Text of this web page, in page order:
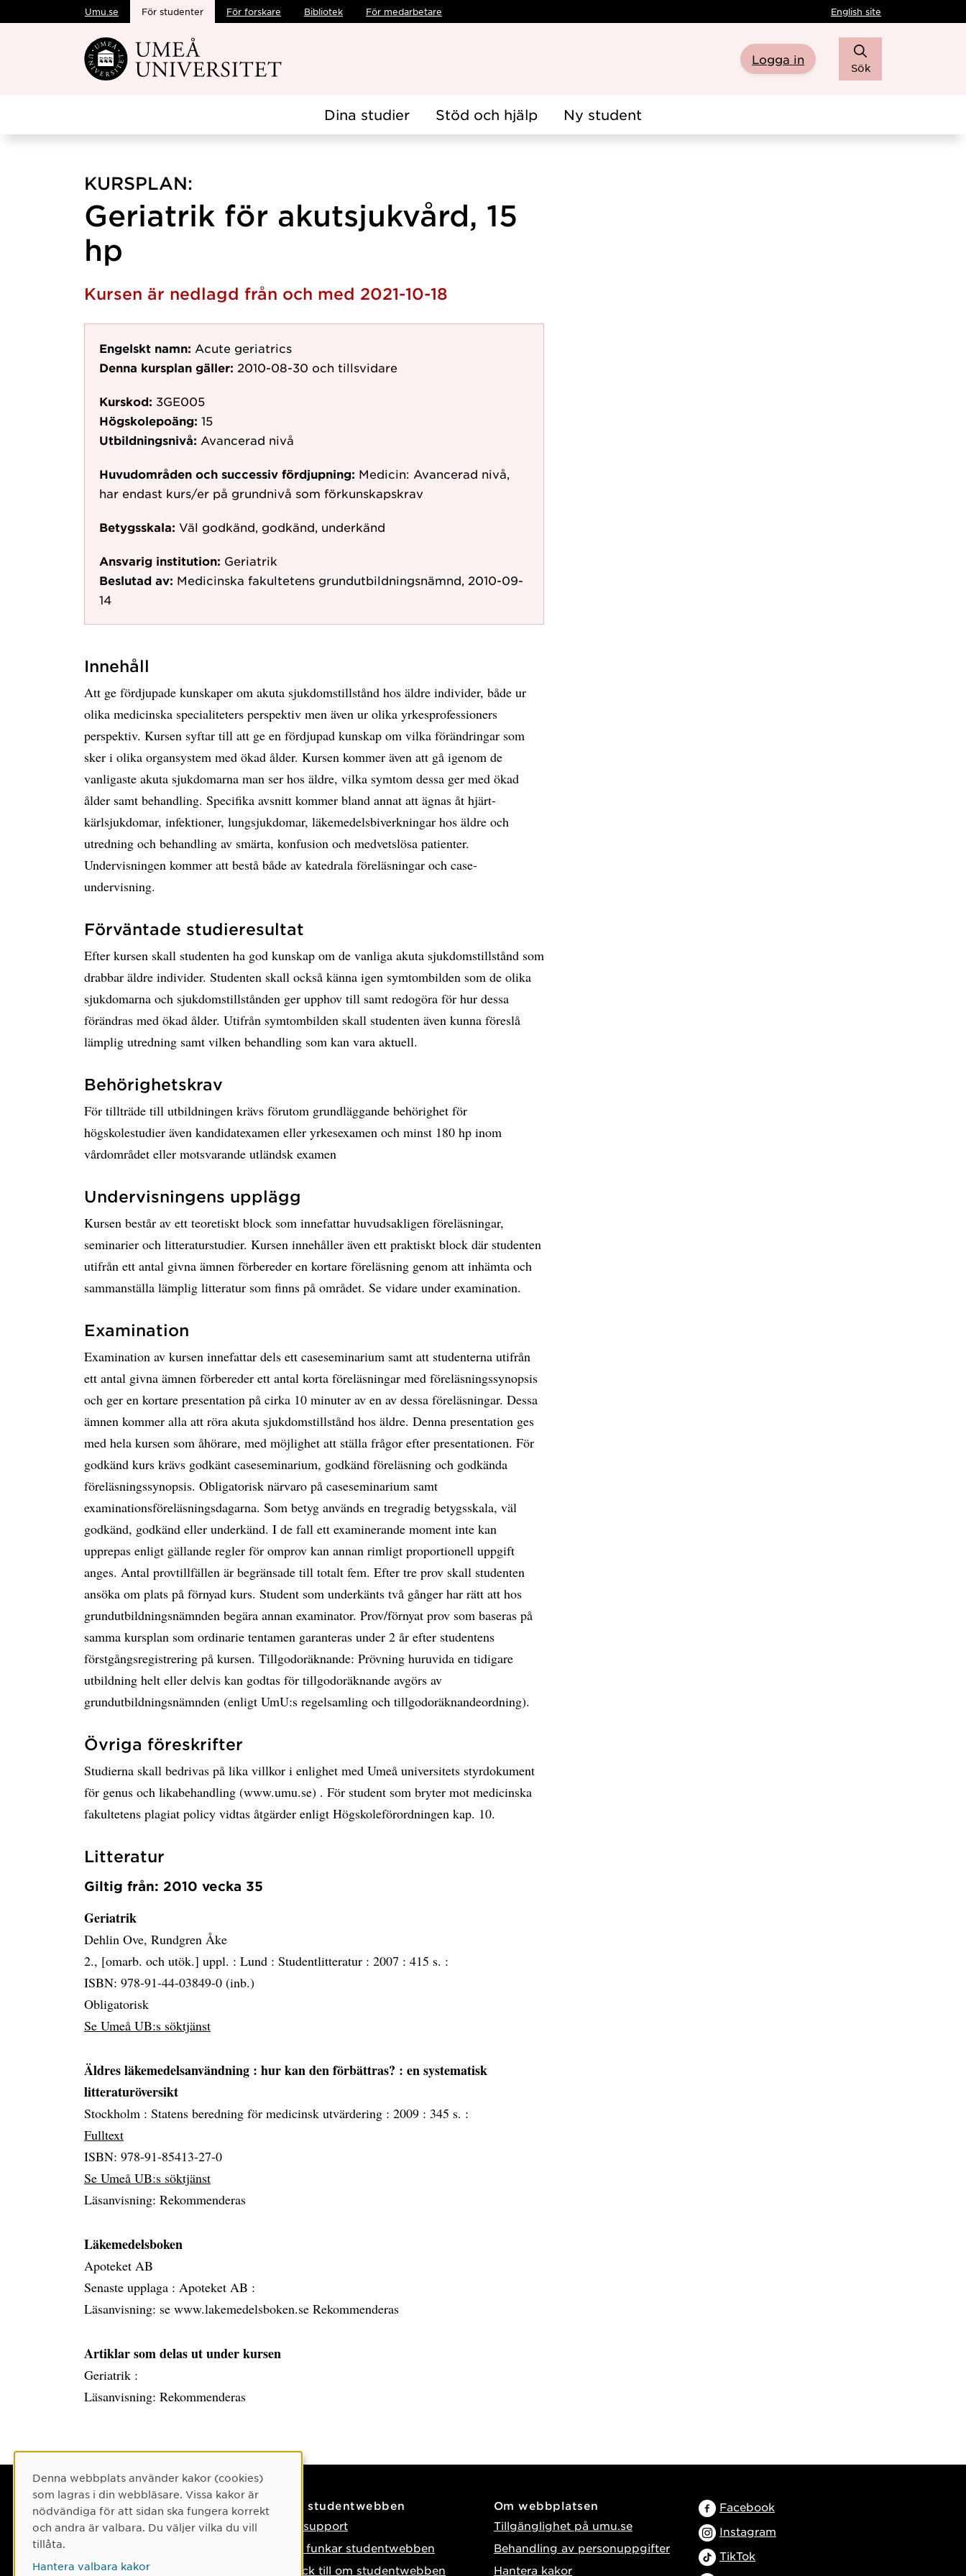
Hoppa direkt till innehållet
Umu.se För studenter För forskare Bibliotek För medarbetare English site
Logga in
Sök
Dina studier Stöd och hjälp Ny student
KURSPLAN:
Geriatrik för akutsjukvård, 15
hp
Kursen är nedlagd från och med 2021-10-18
Engelskt namn: Acute geriatrics
Denna kursplan gäller: 2010-08-30 och tillsvidare
Kurskod: 3GE005
Högskolepoäng: 15
Utbildningsnivå: Avancerad nivå
Huvudområden och successiv fördjupning: Medicin: Avancerad nivå,
har endast kurs/er på grundnivå som förkunskapskrav
Betygsskala: Väl godkänd, godkänd, underkänd
Ansvarig institution: Geriatrik
Beslutad av: Medicinska fakultetens grundutbildningsnämnd, 2010-09-
14
Innehåll
Att ge fördjupade kunskaper om akuta sjukdomstillstånd hos äldre individer, både ur
olika medicinska specialiteters perspektiv men även ur olika yrkesprofessioners
perspektiv. Kursen syftar till att ge en fördjupad kunskap om vilka förändringar som
sker i olika organsystem med ökad ålder. Kursen kommer även att gå igenom de
vanligaste akuta sjukdomarna man ser hos äldre, vilka symtom dessa ger med ökad
ålder samt behandling. Specifika avsnitt kommer bland annat att ägnas åt hjärt-
kärlsjukdomar, infektioner, lungsjukdomar, läkemedelsbiverkningar hos äldre och
utredning och behandling av smärta, konfusion och medvetslösa patienter.
Undervisningen kommer att bestå både av katedrala föreläsningar och case-
undervisning.
Förväntade studieresultat
Efter kursen skall studenten ha god kunskap om de vanliga akuta sjukdomstillstånd som
drabbar äldre individer. Studenten skall också känna igen symtombilden som de olika
sjukdomarna och sjukdomstillstånden ger upphov till samt redogöra för hur dessa
förändras med ökad ålder. Utifrån symtombilden skall studenten även kunna föreslå
lämplig utredning samt vilken behandling som kan vara aktuell.
Behörighetskrav
För tillträde till utbildningen krävs förutom grundläggande behörighet för
högskolestudier även kandidatexamen eller yrkesexamen och minst 180 hp inom
vårdområdet eller motsvarande utländsk examen
Undervisningens upplägg
Kursen består av ett teoretiskt block som innefattar huvudsakligen föreläsningar,
seminarier och litteraturstudier. Kursen innehåller även ett praktiskt block där studenten
utifrån ett antal givna ämnen förbereder en kortare föreläsning genom att inhämta och
sammanställa lämplig litteratur som finns på området. Se vidare under examination.
Examination
Examination av kursen innefattar dels ett caseseminarium samt att studenterna utifrån
ett antal givna ämnen förbereder ett antal korta föreläsningar med föreläsningssynopsis
och ger en kortare presentation på cirka 10 minuter av en av dessa föreläsningar. Dessa
ämnen kommer alla att röra akuta sjukdomstillstånd hos äldre. Denna presentation ges
med hela kursen som åhörare, med möjlighet att ställa frågor efter presentationen. För
godkänd kurs krävs godkänt caseseminarium, godkänd föreläsning och godkända
föreläsningssynopsis. Obligatorisk närvaro på caseseminarium samt
examinationsföreläsningsdagarna. Som betyg används en tregradig betygsskala, väl
godkänd, godkänd eller underkänd. I de fall ett examinerande moment inte kan
upprepas enligt gällande regler för omprov kan annan rimligt proportionell uppgift
anges. Antal provtillfällen är begränsade till totalt fem. Efter tre prov skall studenten
ansöka om plats på förnyad kurs. Student som underkänts två gånger har rätt att hos
grundutbildningsnämnden begära annan examinator. Prov/förnyat prov som baseras på
samma kursplan som ordinarie tentamen garanteras under 2 år efter studentens
förstgångsregistrering på kursen. Tillgodoräknande: Prövning huruvida en tidigare
utbildning helt eller delvis kan godtas för tillgodoräknande avgörs av
grundutbildningsnämnden (enligt UmU:s regelsamling och tillgodoräknandeordning).
Övriga föreskrifter
Studierna skall bedrivas på lika villkor i enlighet med Umeå universitets styrdokument
för genus och likabehandling (www.umu.se) . För student som bryter mot medicinska
fakultetens plagiat policy vidtas åtgärder enligt Högskoleförordningen kap. 10.
Litteratur
Giltig från: 2010 vecka 35
Geriatrik
Dehlin Ove, Rundgren Åke
2., [omarb. och utök.] uppl. : Lund : Studentlitteratur : 2007 : 415 s. :
ISBN: 978-91-44-03849-0 (inb.)
Obligatorisk
Se Umeå UB:s söktjänst
Äldres läkemedelsanvändning : hur kan den förbättras? : en systematisk
litteraturöversikt
Stockholm : Statens beredning för medicinsk utvärdering : 2009 : 345 s. :
Fulltext
ISBN: 978-91-85413-27-0
Se Umeå UB:s söktjänst
Läsanvisning: Rekommenderas
Läkemedelsboken
Apoteket AB
Senaste upplaga : Apoteket AB :
Läsanvisning: se www.lakemedelsboken.se Rekommenderas
Artiklar som delas ut under kursen
Geriatrik :
Läsanvisning: Rekommenderas
Kontaktuppgifter
Kontakta oss
Hitta till oss
På studentwebben
IT-support
Så funkar studentwebben
Tyck till om studentwebben
Om webbplatsen
Tillgänglighet på umu.se
Behandling av personuppgifter
Hantera kakor
Facebook
Instagram
TikTok
Cookie-samtycke
Denna webbplats använder kakor (cookies)
som lagras i din webbläsare. Vissa kakor är
nödvändiga för att sidan ska fungera korrekt
och andra är valbara. Du väljer vilka du vill
tillåta.
Hantera valbara kakor